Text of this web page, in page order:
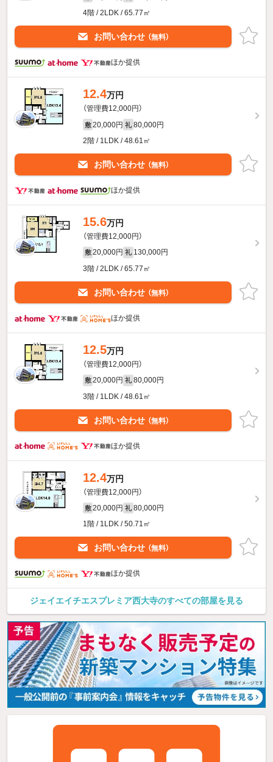
4階 / 2LDK / 65.77㎡
お問い合わせ （無料）
ほか提供
12.4万円
（管理費12,000円）
敷 20,000円 礼 80,000円
2階 / 1LDK / 48.61㎡
お問い合わせ （無料）
ほか提供
15.6万円
（管理費12,000円）
敷 20,000円 礼 130,000円
3階 / 2LDK / 65.77㎡
お問い合わせ （無料）
ほか提供
12.5万円
（管理費12,000円）
敷 20,000円 礼 80,000円
3階 / 1LDK / 48.61㎡
お問い合わせ （無料）
ほか提供
12.4万円
（管理費12,000円）
敷 20,000円 礼 80,000円
1階 / 1LDK / 50.71㎡
お問い合わせ （無料）
ほか提供
ジェイエイチエスプレミア西大寺のすべての部屋を見る